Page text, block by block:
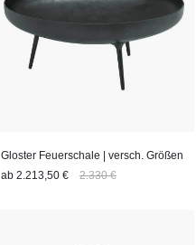
Gloster Feuerschale | versch. Größen
ab 2.213,50 € 2.330 €